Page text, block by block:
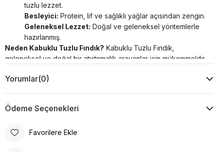
tuzlu lezzet.
Besleyici: Protein, lif ve sağlıklı yağlar açısından zengin.
Geleneksel Lezzet: Doğal ve geleneksel yöntemlerle
hazırlanmış.
Neden Kabuklu Tuzlu Fındık? Kabuklu Tuzlu Fındık,
geleneksel ve doğal bir atıştırmalık arayanlar için mükemmeldir.
tüketilebilir.
Yorumlar(0)
Ödeme Seçenekleri
Favorilere Ekle